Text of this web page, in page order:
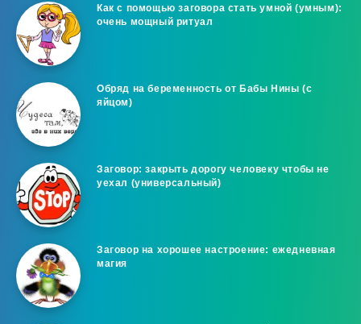
Как с помощью заговора стать умной (умным):
очень мощный ритуал
Обряд на беременность от Бабы Нины (с
яйцом)
Заговор: закрыть дорогу человеку чтобы не
уехал (универсальный)
Заговор на хорошее настроение: ежедневная
магия